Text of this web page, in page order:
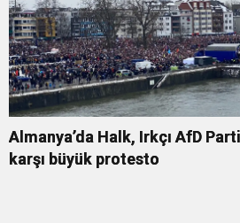
Almanya’da Halk, Irkçı AfD
karşı büyük protesto